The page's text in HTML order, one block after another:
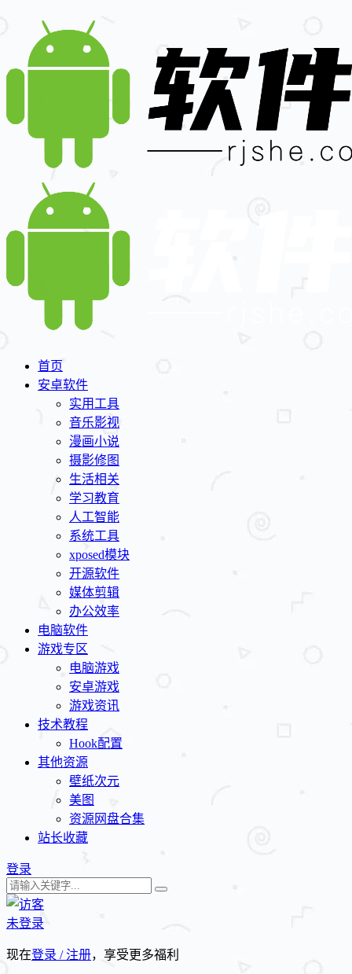
首页
安卓软件
实用工具
音乐影视
漫画小说
摄影修图
生活相关
学习教育
人工智能
系统工具
xposed模块
开源软件
媒体剪辑
办公效率
电脑软件
游戏专区
电脑游戏
安卓游戏
游戏资讯
技术教程
Hook配置
其他资源
壁纸次元
美图
资源网盘合集
站长收藏
登录
未登录
现在登录 / 注册，享受更多福利